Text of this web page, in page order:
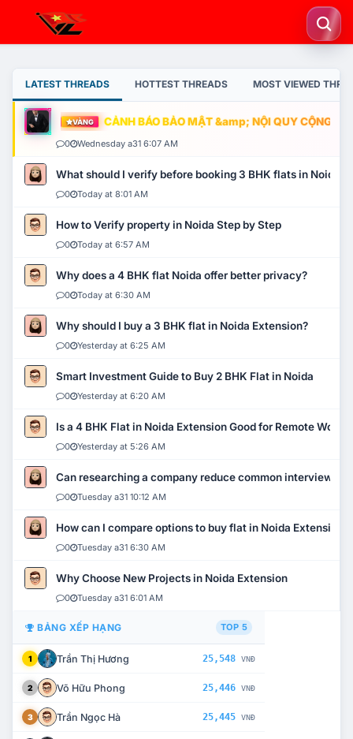
LATEST THREADS HOTTEST THREADS MOST VIEWED
VÀNG CẢNH BÁO BẢO MẬT &amp; NỘI QUY CỘNG
0 Wednesday a31 6:07 AM
What should I verify before booking 3 BHK flats in Noida?
0 Today at 8:01 AM
How to Verify property in Noida Step by Step
0 Today at 6:57 AM
Why does a 4 BHK flat Noida offer better privacy?
0 Today at 6:30 AM
Why should I buy a 3 BHK flat in Noida Extension?
0 Yesterday at 6:25 AM
Smart Investment Guide to Buy 2 BHK Flat in Noida
0 Yesterday at 6:20 AM
Is a 4 BHK Flat in Noida Extension Good for Remote Work?
0 Yesterday at 5:26 AM
Can researching a company reduce common interview
0 Tuesday a31 10:12 AM
How can I compare options to buy flat in Noida Extension?
0 Tuesday a31 6:30 AM
Why Choose New Projects in Noida Extension
0 Tuesday a31 6:01 AM
BẢNG XẾP HẠNG TOP 5
1 Trần Thị Hương 25,548 VNĐ
2 Võ Hữu Phong 25,446 VNĐ
3 Trần Ngọc Hà 25,445 VNĐ